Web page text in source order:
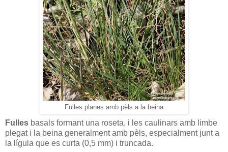
Fulles planes amb pèls a la beina
Fulles basals formant una roseta, i les caulinars amb limbe
plegat i la beina generalment amb pèls, especialment junt a
la lígula que es curta (0,5 mm) i truncada.